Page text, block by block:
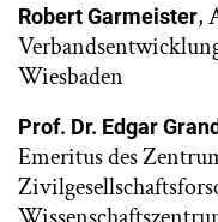
Robert Garmeister,
Wiesbaden
Prof. Dr. Edgar
Emeritus des